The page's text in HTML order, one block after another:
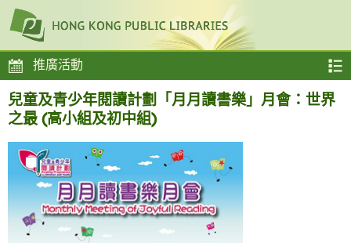
推廣活動
兒童及青少年閱讀計劃「月月讀書樂」月會：世界
之最 (高小組及初中組)